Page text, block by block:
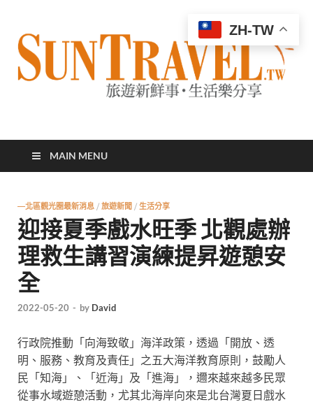
太陽網
MAIN MENU
—北區觀光圈最新消息 / 旅遊新聞 / 生活分享
迎接夏季戲水旺季 北觀處辦
理救生講習演練提昇遊憩安
全
2022-05-20 - by David
行政院推動「向海致敬」海洋政策，透過「開放、透
明、服務、教育及責任」之五大海洋教育原則，鼓勵人
民「知海」、「近海」及「進海」，邇來越來越多民眾
從事水域遊憩活動，尤其北海岸向來是北台灣夏日戲水
ZH-TW